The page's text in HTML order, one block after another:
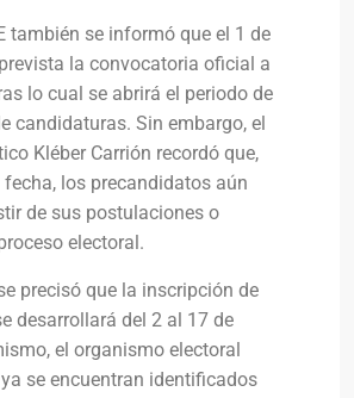
también se informó que el 1 de
la convocatoria oficial a
lo cual se abrirá el periodo de
candidaturas. Sin embargo, el
Kléber Carrión recordó que,
fecha, los precandidatos aún
de sus postulaciones o
electoral.
precisó que la inscripción de
desarrollará del 2 al 17 de
el organismo electoral
se encuentran identificados